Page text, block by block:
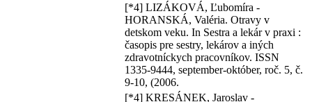
[*4] LIZÁKOVÁ, Ľubomíra -
HORANSKÁ, Valéria. Otravy v
detskom veku. In Sestra a lekár v praxi :
časopis pre sestry, lekárov a iných
zdravotníckych pracovníkov. ISSN
1335-9444, september-október, roč. 5, č.
9-10, (2006.
[*4] KRESÁNEK, Jaroslav -